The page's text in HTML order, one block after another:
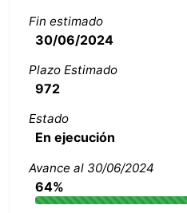
Fin estimado
30/06/2024
Plazo Estimado
972
Estado
En ejecución
Avance al 30/06/2024
64%